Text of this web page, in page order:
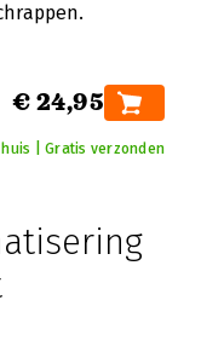
€ 24,95
| Gratis verzonden